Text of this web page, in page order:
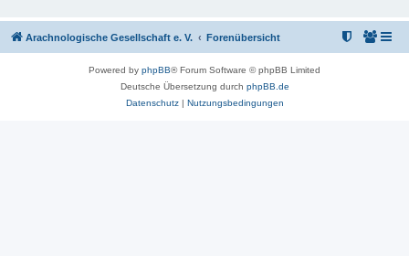
Arachnologische Gesellschaft e. V. Forenübersicht
Powered by phpBB® Forum Software © phpBB Limited
Deutsche Übersetzung durch phpBB.de
Datenschutz| Nutzungsbedingungen